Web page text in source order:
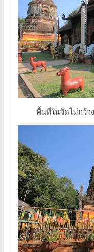
พื้นที่ในวัดไม่กว้า